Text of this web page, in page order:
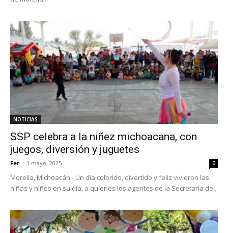
NOTICIAS
SSP celebra a la niñez michoacana, con
juegos, diversión y juguetes
Fer - 1 mayo, 2025 0
Morelia, Michoacán.- Un día colorido, divertido y feliz vivieron las
niñas y niños en su día, a quienes los agentes de la Secretaría de...